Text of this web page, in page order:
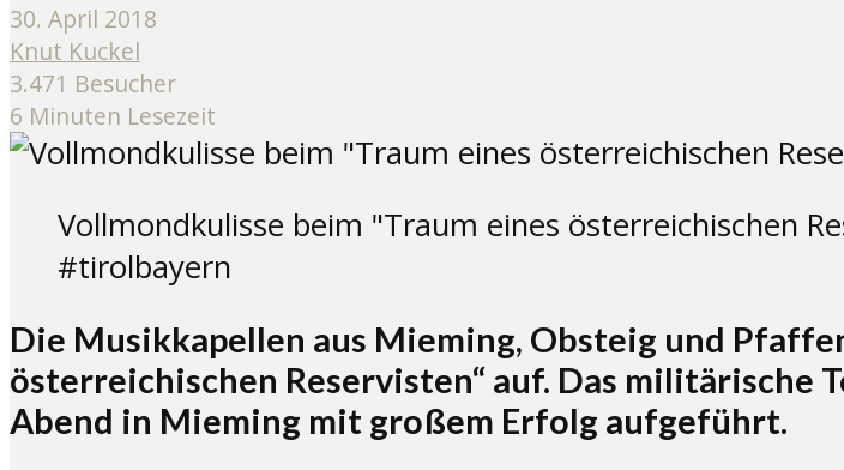
30. April 2018
Knut Kuckel
3.471 Besucher
6 Minuten Lesezeit
Vollmondkulisse beim "Traum eines österreichischen
#tirolbayern
Die Musikkapellen aus Mieming, Obsteig und
österreichischen Reservisten“ auf. Das militärische
Abend in Mieming mit großem Erfolg aufgeführt.